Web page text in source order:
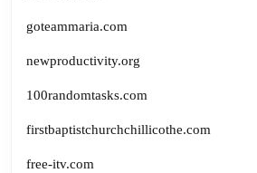
goteammaria.com
newproductivity.org
100randomtasks.com
firstbaptistchurchchillicothe.com
free-itv.com